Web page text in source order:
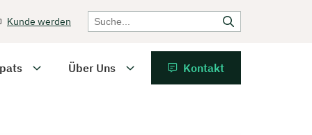
Kunde werden
Über Uns Kontakt